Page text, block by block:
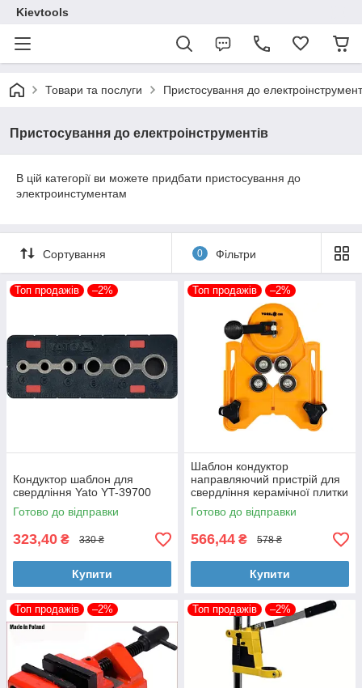
Kievtools
Товари та послуги Пристосування до
Пристосування до електроінструментів
В цій категорії ви можете придбати пристосування до
электроинстументам
Сортування 0 Фільтри
Топ продажів –2%
Кондуктор шаблон для
свердління Yato YT-39700
Готово до відправки
323,40 ₴ 330 ₴
Купити
Топ продажів –2%
Шаблон кондуктор
направляючий пристрій для
свердління керамічної плитки
Vorel 03960
Готово до відправки
566,44 ₴ 578 ₴
Купити
Топ продажів –2% Топ продажів –2%